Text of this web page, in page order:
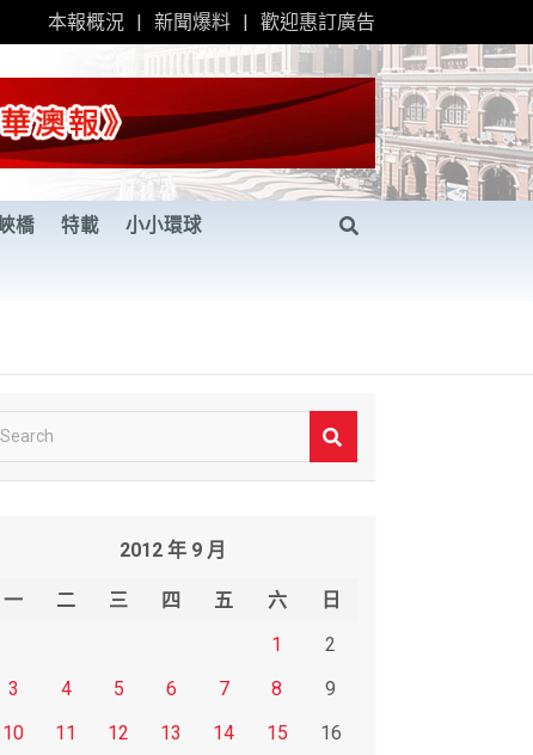
本報概況 新聞爆料 歡迎惠訂廣告
橋 特載 小小環球
2012 年 9 月
一 二 三 四 五 六
日
1
2
3
4 5 6 7 8
9
10
11 12 13 14 15
16